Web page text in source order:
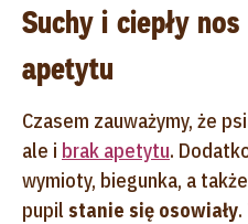
Suchy i ciepły
apetytu
Czasem zauważymy, że
ale i brak apetytu.
wymioty, biegunka, a
pupil stanie się osowiały